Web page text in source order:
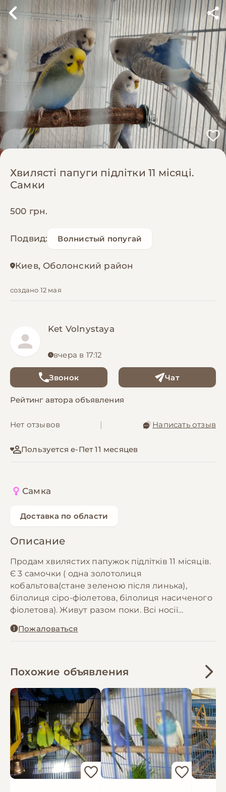
Хвилясті папуги підлітки 11 місяці.
Самки
500 грн.
Подвид: Волнистый попугай
Киев, Оболонский район
создано 12 мая
Ket Volnystaya
вчера в 17:12
Звонок Чат
Рейтинг автора объявления
Нет отзывов Написать отзыв
Пользуется е-Пет 11 месяцев
Самка
Доставка по области
Описание
Продам хвилястих папужок підлітків 11 місяців.
Є 3 самочки ( одна золотолиця
кобальтова(стане зеленою після линька),
білолиця сіро-фіолетова, білолиця насиченого
фіолетова). Живут разом поки. Всі носії
фіолетова.
по 500.
Є телеграм
Пожаловаться
Похожие объявления